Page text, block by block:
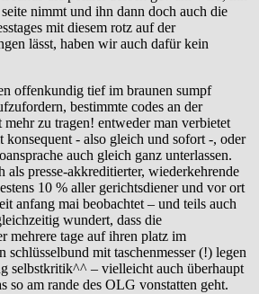
nimmt und ihn dann doch auch die
mit diesem rotz auf der
lässt, haben wir auch dafür kein
offenkundig tief im braunen sumpf
bestimmte codes an der
zu tragen! entweder man verbietet
konsequent - also gleich und sofort -, oder
auch gleich ganz unterlassen.
als presse-akkreditierter, wiederkehrende
10 % aller gerichtsdiener und vor ort
anfang mai beobachtet – und teils auch
wundert, dass die
mehrere tage auf ihren platz im
schlüsselbund mit taschenmesser (!) legen
selbstkritik^^ – vielleicht auch überhaupt
so am rande des OLG vonstatten geht.